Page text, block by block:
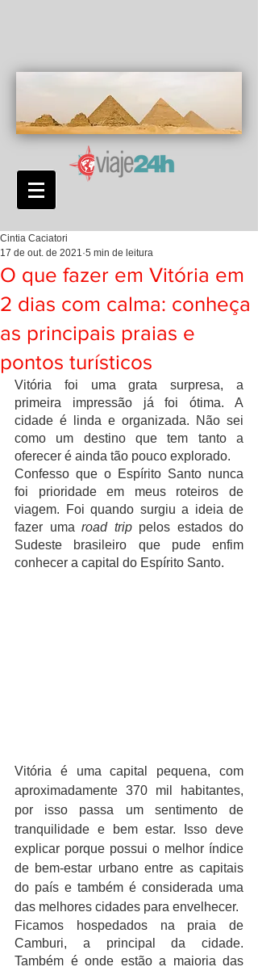
O que fazer em Vitória em
2 dias com calma: conheça
as principais praias e
pontos turísticos
Cintia Caciatori
17 de out. de 2021 5 min de leitura
Vitória foi uma grata surpresa, a
primeira impressão já foi ótima. A
cidade é linda e organizada. Não sei
como um destino que tem tanto a
oferecer é ainda tão pouco explorado.
Confesso que o Espírito Santo nunca
foi prioridade em meus roteiros de
viagem. Foi quando surgiu a ideia de
fazer uma road trip pelos estados do
Sudeste brasileiro que pude enfim
conhecer a capital do Espírito Santo.
Vitória é uma capital pequena, com
aproximadamente 370 mil habitantes,
por isso passa um sentimento de
tranquilidade e bem estar. Isso deve
explicar porque possui o melhor índice
de bem-estar urbano entre as capitais
do país e também é considerada uma
das melhores cidades para envelhecer.
Ficamos hospedados na praia de
Camburi, a principal da cidade.
Também é onde estão a maioria das